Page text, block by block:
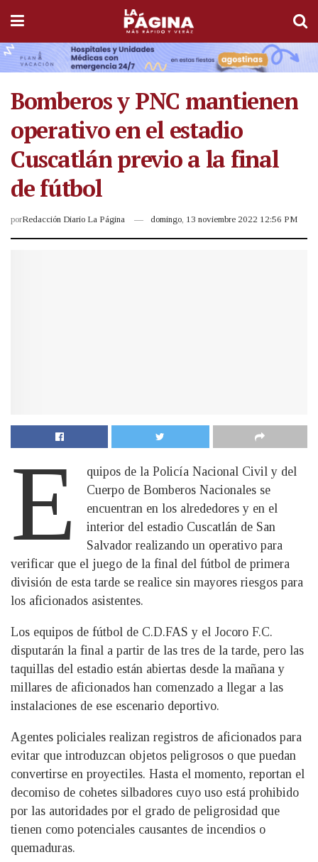
Bomberos y PNC mantienen
operativo en el estadio
Cuscatlán previo a la final
de fútbol
porRedacción Diario La Página domingo, 13 noviembre 2022 12:56 PM
E
quipos de la Policía Nacional Civil y del
Cuerpo de Bomberos Nacionales se
encuentran en los alrededores y en el
interior del estadio Cuscatlán de San
Salvador realizando un operativo para
verificar que el juego de la final del fútbol de primera
división de esta tarde se realice sin mayores riesgos para
los aficionados asistentes.
Los equipos de fútbol de C.D.FAS y el Jocoro F.C.
disputarán la final a partir de las tres de la tarde, pero las
taquillas del estadio están abiertas desde la mañana y
millares de aficionados han comenzado a llegar a las
instalaciones de ese escenario deportivo.
Agentes policiales realizan registros de aficionados para
evitar que introduzcan objetos peligrosos o que puedan
convertirse en proyectiles. Hasta el momento, reportan el
decomiso de cohetes silbadores cuyo uso está prohibido
por las autoridades por el grado de peligrosidad que
tienen como potenciales causantes de incendios o
quemaduras.